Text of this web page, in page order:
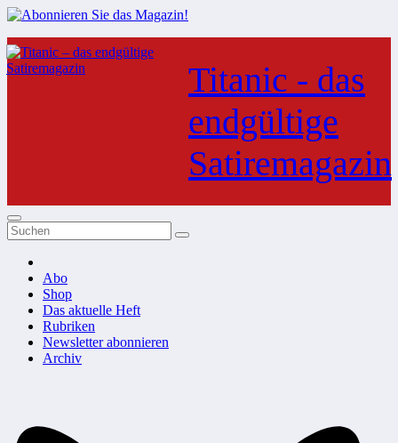
Zum
Inhalt
springen
Titanic - das
endgültige
Satiremagazin
Abo
Shop
Das aktuelle Heft
Rubriken
Newsletter abonnieren
Archiv